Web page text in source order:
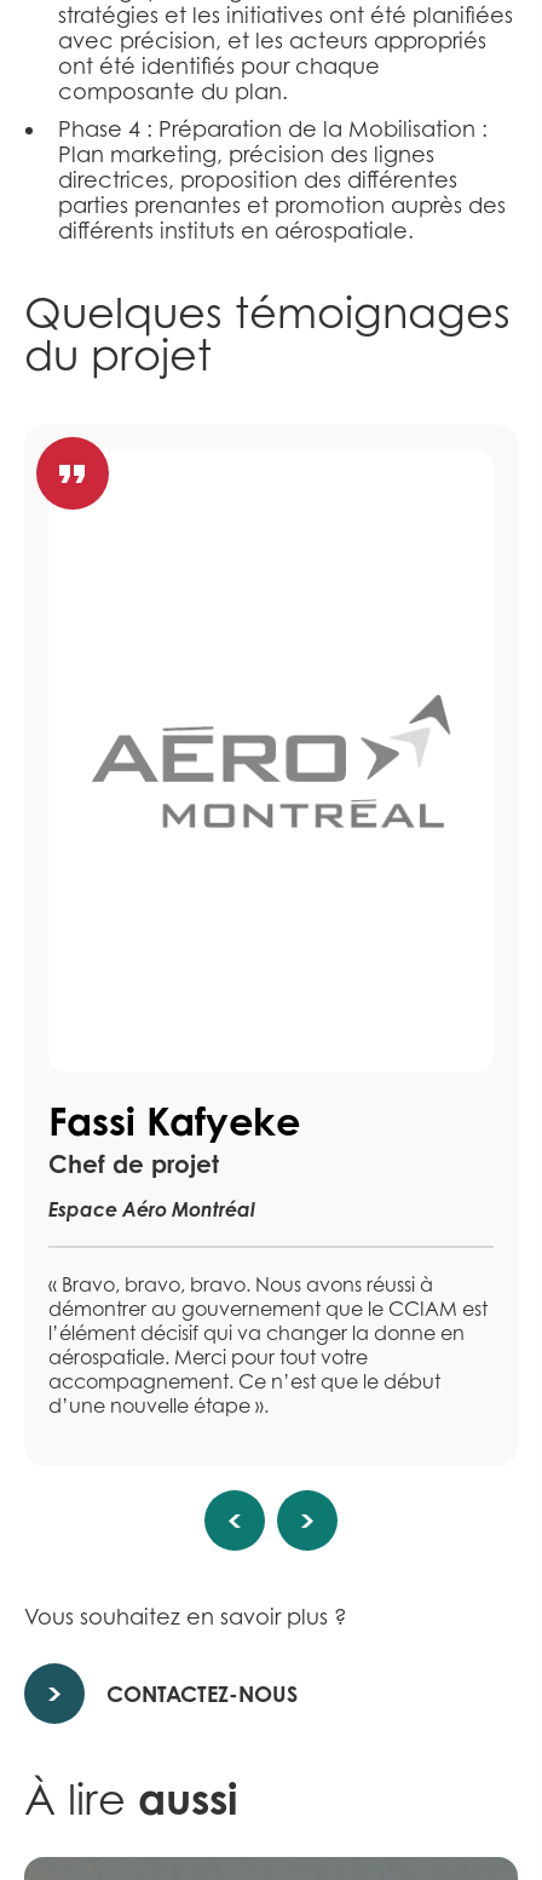
stratégies et les initiatives ont été planifiées
avec précision, et les acteurs appropriés
ont été identifiés pour chaque
composante du plan.
Phase 4 : Préparation de la Mobilisation :
Plan marketing, précision des lignes
directrices, proposition des différentes
parties prenantes et promotion auprès des
différents instituts en aérospatiale. ​
Quelques témoignages
du projet
Fassi Kafyeke
Chef de projet
Espace Aéro Montréal
« Bravo, bravo, bravo. Nous avons réussi à
démontrer au gouvernement que le CCIAM est
l’élément décisif qui va changer la donne en
aérospatiale. Merci pour tout votre
accompagnement. Ce n’est que le début
d’une nouvelle étape ».
Vous souhaitez en savoir plus ?
CONTACTEZ-NOUS
À lire aussi